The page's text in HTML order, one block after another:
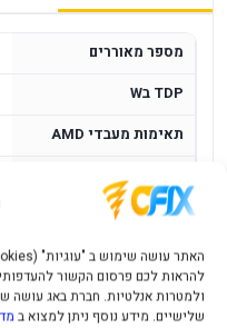
להראות לכם פרסום הקשור
שלישיים. מידע נוסף ניתן למצוא ב
מספר מאוררים
TDP בW
תאימות מעבדי AMD
גודל מאוורר במ"מ
הערה
תקופת אחריות